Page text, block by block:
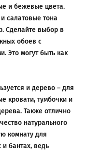
и бежевые цвета.
салатовые тона
Сделайте выбор в
обоев с
Это могут быть как
и дерево – для
кровати, тумбочки и
Также отлично
натурального
комнату для
бантах, ведь